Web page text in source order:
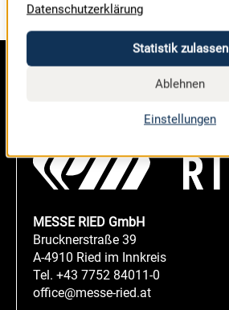
MESSE RIED GmbH
Brucknerstraße 39
A-4910 Ried im Innkreis
Tel. +43 7752 84011-0
office@messe-ried.at
Datenschutzerklärung
Statistik zulassen
Ablehnen
Einstellungen